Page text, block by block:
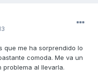
que me ha sorprendido lo
comoda. Me va un
al llevarla.